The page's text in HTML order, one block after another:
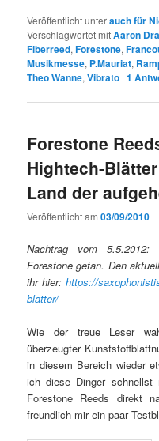
Veröffentlicht unterauch für
Verschlagwortet mitAaron
Fiberreed,Forestone,
Musikmesse, P.Mauriat,
Theo Wanne,Vibrato |1
Forestone
Hightech-
Land der
Veröffentlicht am03/09/2010
Nachtrag vom
Forestone getan. Den
ihr hier: https://
blatter/
Wie der treue Leser
überzeugter
in diesem Bereich wieder
ich diese Dinger
Forestone Reeds direkt
freundlich mir ein paar